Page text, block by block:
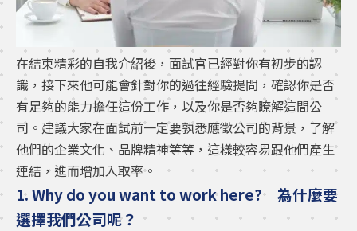
在結束精彩的自我介紹後，面試官已經對你有初步的認
識，接下來他可能會針對你的過往經驗提問，確認你是否
有足夠的能力擔任這份工作，以及你是否夠瞭解這間公
司。建議大家在面試前一定要孰悉應徵公司的背景，了解
他們的企業文化、品牌精神等等，這樣較容易跟他們產生
連結，進而增加入取率。
1. Why do you want to work here? 為什麼要
選擇我們公司呢？